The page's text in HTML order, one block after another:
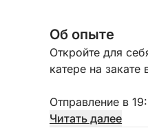
Об опыте
Откройте для
катере на
Отправление в
скрытых
Читать далее